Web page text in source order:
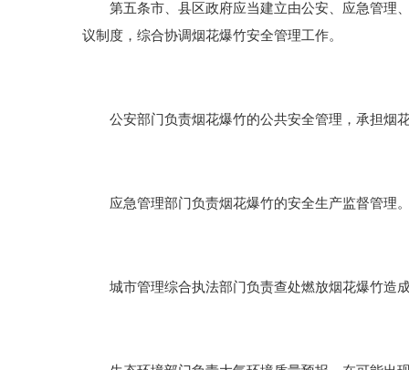
第五条市、县区政府应当建立由公安、应急管理、
议制度，综合协调烟花爆竹安全管理工作。
公安部门负责烟花爆竹的公共安全管理，承担烟
应急管理部门负责烟花爆竹的安全生产监督管理
城市管理综合执法部门负责查处燃放烟花爆竹造